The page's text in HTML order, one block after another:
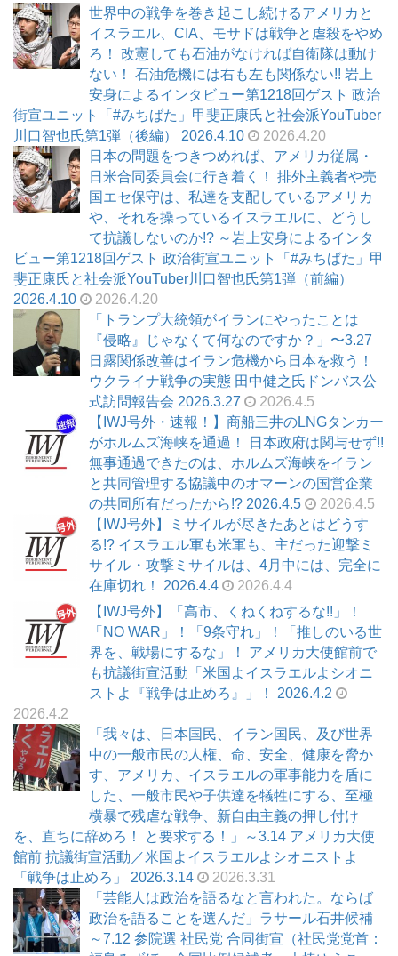
世界中の戦争を巻き起こし続けるアメリカと
イスラエル、CIA、モサドは戦争と虐殺をやめ
ろ！ 改憲しても石油がなければ自衛隊は動け
ない！ 石油危機には右も左も関係ない!! 岩上
安身によるインタビュー第1218回ゲスト 政治
街宣ユニット「#みちばた」甲斐正康氏と社会派YouTuber
川口智也氏第1弾（後編） 2026.4.10
2026.4.20
日本の問題をつきつめれば、アメリカ従属・
日米合同委員会に行き着く！ 排外主義者や売
国エセ保守は、私達を支配しているアメリカ
や、それを操っているイスラエルに、どうし
て抗議しないのか!? ～岩上安身によるインタ
ビュー第1218回ゲスト 政治街宣ユニット「#みちばた」甲
斐正康氏と社会派YouTuber川口智也氏第1弾（前編）
2026.4.10
2026.4.20
「トランプ大統領がイランにやったことは
『侵略』じゃなくて何なのですか？」〜3.27
日露関係改善はイラン危機から日本を救う！
ウクライナ戦争の実態 田中健之氏ドンバス公
式訪問報告会 2026.3.27
2026.4.5
【IWJ号外・速報！】商船三井のLNGタンカー
がホルムズ海峡を通過！ 日本政府は関与せず!!
無事通過できたのは、ホルムズ海峡をイラン
と共同管理する協議中のオマーンの国営企業
の共同所有だったから!? 2026.4.5
2026.4.5
【IWJ号外】ミサイルが尽きたあとはどうす
る!? イスラエル軍も米軍も、主だった迎撃ミ
サイル・攻撃ミサイルは、4月中には、完全に
在庫切れ！ 2026.4.4
2026.4.4
【IWJ号外】「高市、くねくねするな!!」！
「NO WAR」！「9条守れ」！「推しのいる世
界を、戦場にするな」！ アメリカ大使館前で
も抗議街宣活動「米国よイスラエルよシオニ
ストよ『戦争は止めろ』」！ 2026.4.2
2026.4.2
「我々は、日本国民、イラン国民、及び世界
中の一般市民の人権、命、安全、健康を脅か
す、アメリカ、イスラエルの軍事能力を盾に
した、一般市民や子供達を犠牲にする、至極
横暴で残虐な戦争、新自由主義の押し付け
を、直ちに辞めろ！ と要求する！」～3.14 アメリカ大使
館前 抗議街宣活動／米国よイスラエルよシオニストよ
「戦争は止めろ」 2026.3.14
2026.3.31
「芸能人は政治を語るなと言われた。ならば
政治を語ることを選んだ」ラサール石井候補
～7.12 参院選 社民党 合同街宣（社民党党首：